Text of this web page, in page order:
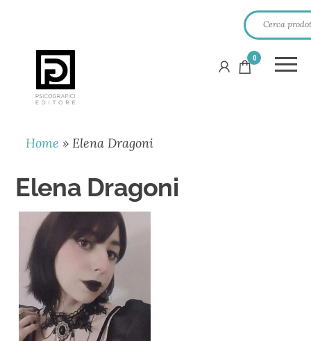
PSICOGRAFICI
EDITORE
0
Home »Elena Dragoni
Elena Dragoni